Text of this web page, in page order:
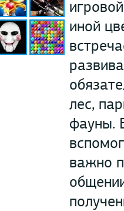
иной
лес,
фауны.
важно